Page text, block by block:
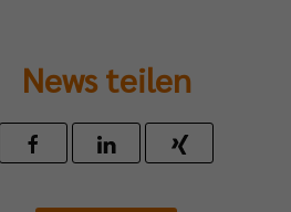
News teilen